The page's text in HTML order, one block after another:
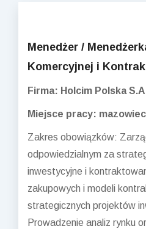
Menedżer /
Komercyjnej i
Firma: Holcim Polska S.A
Miejsce pracy:
Zakres obowiązków:
odpowiedzialnym za
inwestycyjne i
zakupowych i modeli
strategicznych projektów
Prowadzenie analiz rynku